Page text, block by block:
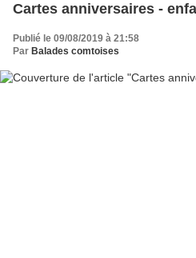
Cartes anniversaires -
Publié le 09/08/2019 à 21:58
Par Balades comtoises